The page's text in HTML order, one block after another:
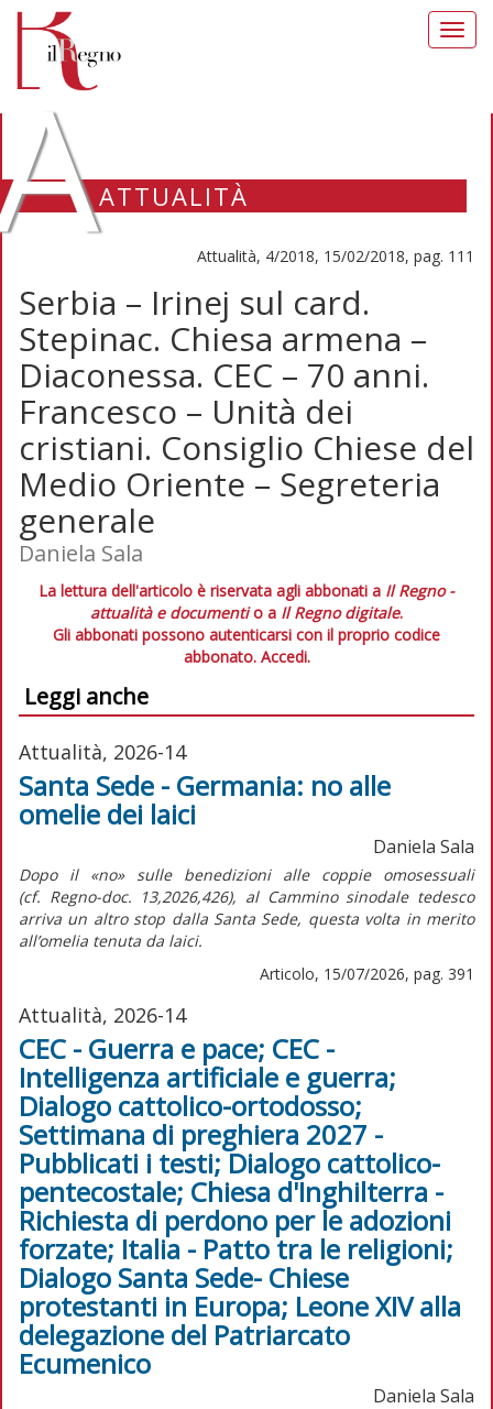
ATTUALITÀ
Attualità, 4/2018, 15/02/2018, pag. 111
Serbia – Irinej sul card.
Stepinac. Chiesa armena –
Diaconessa. CEC – 70 anni.
Francesco – Unità dei
cristiani. Consiglio Chiese del
Medio Oriente – Segreteria
generale
Daniela Sala
La lettura dell'articolo è riservata agli abbonati a Il Regno -
attualità e documentio a Il Regno digitale.
Gli abbonati possono autenticarsi con il proprio codice
abbonato. Accedi.
Leggi anche
Attualità, 2026-14
Santa Sede - Germania: no alle
omelie dei laici
Daniela Sala
Dopo il «no» sulle benedizioni alle coppie omosessuali
(cf. Regno-doc. 13,2026,426), al Cammino sinodale tedesco
arriva un altro stop dalla Santa Sede, questa volta in merito
all’omelia tenuta da laici.
Articolo, 15/07/2026, pag. 391
Attualità, 2026-14
CEC - Guerra e pace; CEC -
Intelligenza artificiale e guerra;
Dialogo cattolico-ortodosso;
Settimana di preghiera 2027 -
Pubblicati i testi; Dialogo cattolico-
pentecostale; Chiesa d'Inghilterra -
Richiesta di perdono per le adozioni
forzate; Italia - Patto tra le religioni;
Dialogo Santa Sede- Chiese
protestanti in Europa; Leone XIV alla
delegazione del Patriarcato
Ecumenico
Daniela Sala